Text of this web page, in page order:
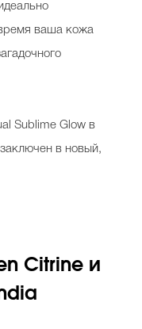
ваша кожа
Sublime Glow в
в новый,
Citrine и